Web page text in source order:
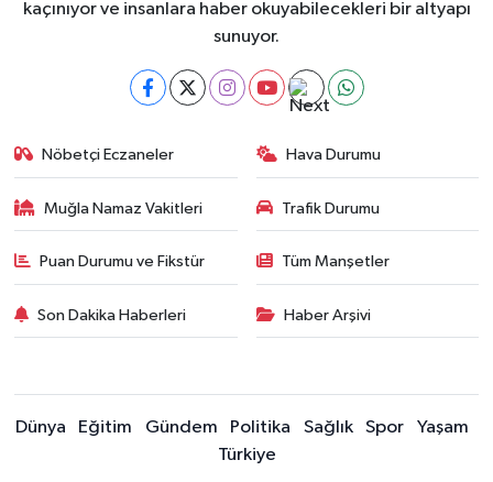
kaçınıyor ve insanlara haber okuyabilecekleri bir altyapı
sunuyor.
Nöbetçi Eczaneler Hava Durumu
Muğla Namaz Vakitleri Trafik Durumu
Puan Durumu ve Fikstür Tüm Manşetler
Son Dakika Haberleri Haber Arşivi
Dünya Eğitim Gündem Politika Sağlık Spor
Yaşam
Türkiye